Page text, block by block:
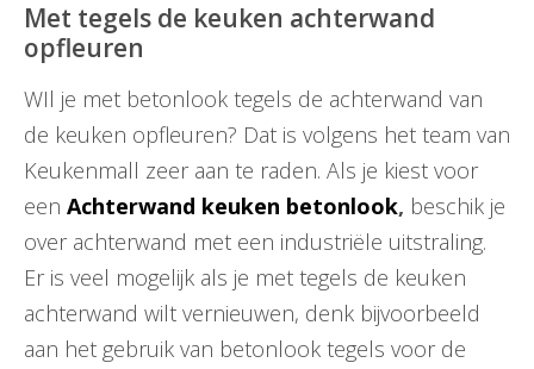
Met tegels de keuken achterwand
opfleuren
WIl je met betonlook tegels de achterwand van
de keuken opfleuren? Dat is volgens het team van
Keukenmall zeer aan te raden. Als je kiest voor
een Achterwand keuken betonlook, beschik je
over achterwand met een industriële uitstraling.
Er is veel mogelijk als je met tegels de keuken
achterwand wilt vernieuwen, denk bijvoorbeeld
aan het gebruik van betonlook tegels voor de